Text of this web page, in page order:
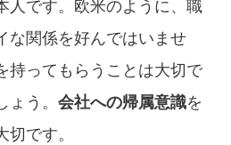
人です。欧米のように、職
な関係を好んではいませ
持ってもらうことは大切で
う。 会社への帰属意識を
です。